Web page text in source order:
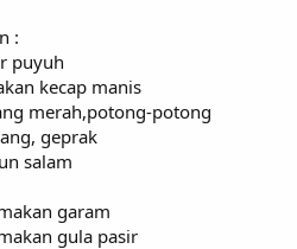
:
puyuh
kecap manis
merah,potong-potong
geprak
salam
garam
gula pasir